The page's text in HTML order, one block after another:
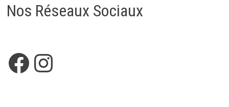
Nos Réseaux Sociaux
Facebook
Instagram